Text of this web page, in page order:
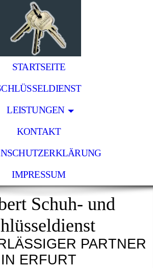
STARTSEITE
LEISTUNGEN
KONTAKT
IMPRESSUM
Schuh- und
PARTNER
IN ERFURT